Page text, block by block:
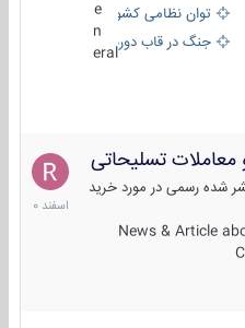
توان نظامی کشورها
جنگ در قاب دوربین
eral
تسلیحاتی
شده رسمی در مورد خرید
News & Article
7
اسفند
1400